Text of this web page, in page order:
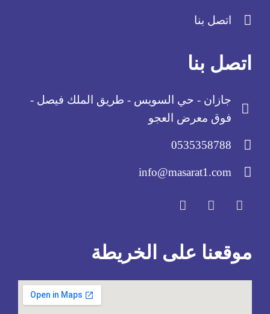
اتصل بنا
اتصل بنا
جازان - حي السويس - طريق الملك فيصل -
فوق معرض العجو
0535358788
info@masarat1.com
موقعنا على الخريطة